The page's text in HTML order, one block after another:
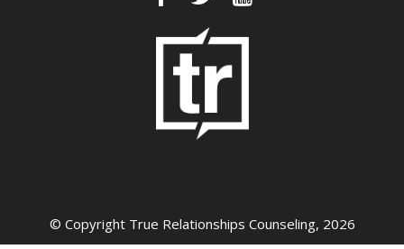
© Copyright True Relationships Counseling, 2026